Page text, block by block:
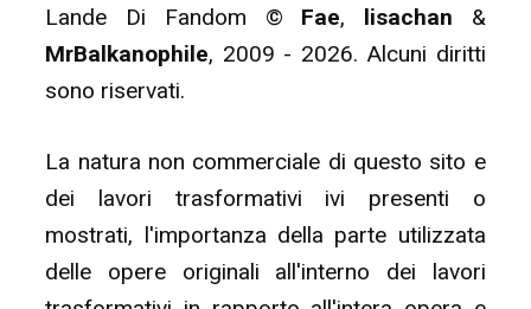
Lande Di Fandom © Fae, lisachan &
MrBalkanophile, 2009 - 2026. Alcuni diritti
sono riservati.
La natura non commerciale di questo sito e
dei lavori trasformativi ivi presenti o
mostrati, l'importanza della parte utilizzata
delle opere originali all'interno dei lavori